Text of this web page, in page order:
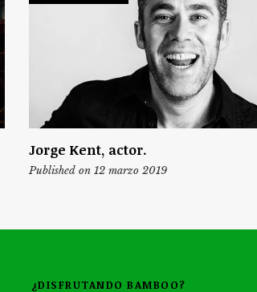
Jorge Kent, actor.
Published on 12 marzo 2019
¿DISFRUTANDO BAMBOO?